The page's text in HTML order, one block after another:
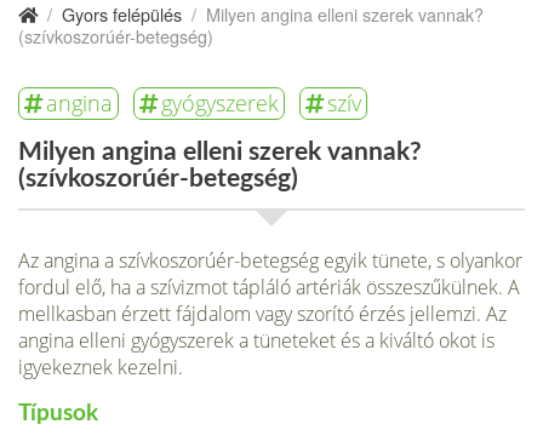
/ Gyors felépülés / Milyen angina elleni szerek vannak?
(szívkoszorúér-betegség)
angina gyógyszerek szív
Milyen angina elleni szerek vannak?
(szívkoszorúér-betegség)
Az angina a szívkoszorúér-betegség egyik tünete, s olyankor
fordul elő, ha a szívizmot tápláló artériák összeszűkülnek. A
mellkasban érzett fájdalom vagy szorító érzés jellemzi. Az
angina elleni gyógyszerek a tüneteket és a kiváltó okot is
igyekeznek kezelni.
Típusok